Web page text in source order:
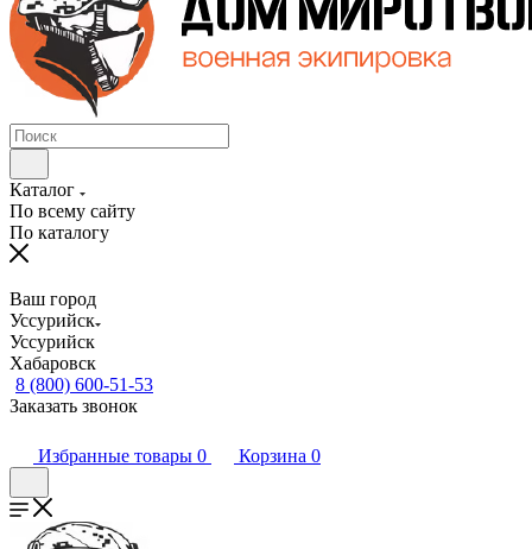
Каталог
По всему сайту
По каталогу
Ваш город
Уссурийск
Уссурийск
Хабаровск
8 (800) 600-51-53
Заказать звонок
Избранные товары 0 Корзина 0